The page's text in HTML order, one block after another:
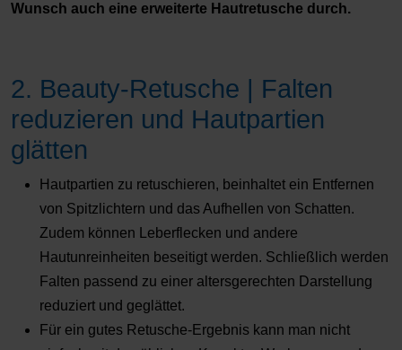
Wunsch auch eine erweiterte Hautretusche durch.
2. Beauty-Retusche | Falten
reduzieren und Hautpartien
glätten
Hautpartien zu retuschieren, beinhaltet ein Entfernen
von Spitzlichtern und das Aufhellen von Schatten.
Zudem können Leberflecken und andere
Hautunreinheiten beseitigt werden. Schließlich werden
Falten passend zu einer altersgerechten Darstellung
reduziert und geglättet.
Für ein gutes Retusche-Ergebnis kann man nicht